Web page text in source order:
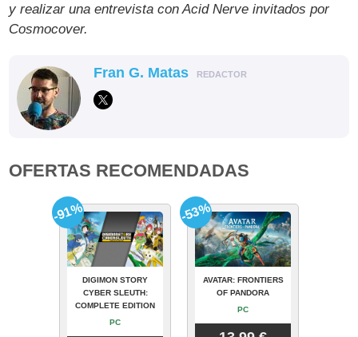
y realizar una entrevista con Acid Nerve invitados por
Cosmocover.
Fran G. Matas REDACTOR
OFERTAS RECOMENDADAS
DIGIMON STORY
CYBER SLEUTH:
COMPLETE EDITION
PC
-91%
AVATAR: FRONTIERS
OF PANDORA
PC
-53%